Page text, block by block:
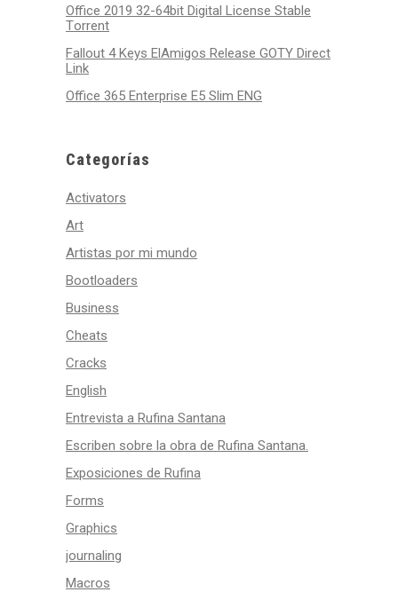
Office 2019 32-64bit Digital License Stable
Tоrrеnt
Fallout 4 Keys ElAmigos Release GOTY Direct
Link
Office 365 Enterprise E5 Slim ENG
Categorías
Activators
Art
Artistas por mi mundo
Bootloaders
Business
Cheats
Cracks
English
Entrevista a Rufina Santana
Escriben sobre la obra de Rufina Santana.
Exposiciones de Rufina
Forms
Graphics
journaling
Macros